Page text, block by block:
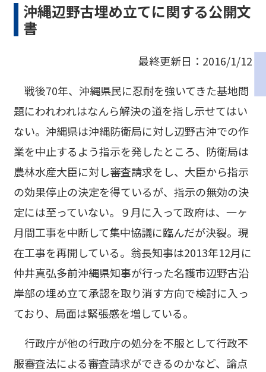
沖縄辺野古埋め立てに関する公開文
書
最終更新日：2016/1/12
戦後70年、沖縄県民に忍耐を強いてきた基地問
題にわれわれはなんら解決の道を指し示せてはい
ない。沖縄県は沖縄防衛局に対し辺野古沖での作
業を中止するよう指示を発したところ、防衛局は
農林水産大臣に対し審査請求をし、大臣から指示
の効果停止の決定を得ているが、指示の無効の決
定には至っていない。９月に入って政府は、一ヶ
月間工事を中断して集中協議に臨んだが決裂。現
在工事を再開している。翁長知事は2013年12月に
仲井真弘多前沖縄県知事が行った名護市辺野古沿
岸部の埋め立て承認を取り消す方向で検討に入っ
ており、局面は緊張感を増している。
行政庁が他の行政庁の処分を不服として行政不
服審査法による審査請求ができるのかなど、論点